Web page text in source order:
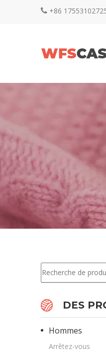
 +86
DES
Hommes
Arrêtez-vous